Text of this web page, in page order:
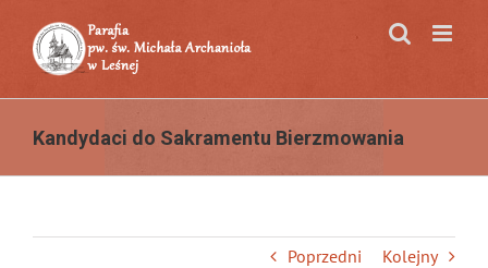
zawartości
Kandydaci do Sakramentu Bierzmowania
Poprzedni Kolejny